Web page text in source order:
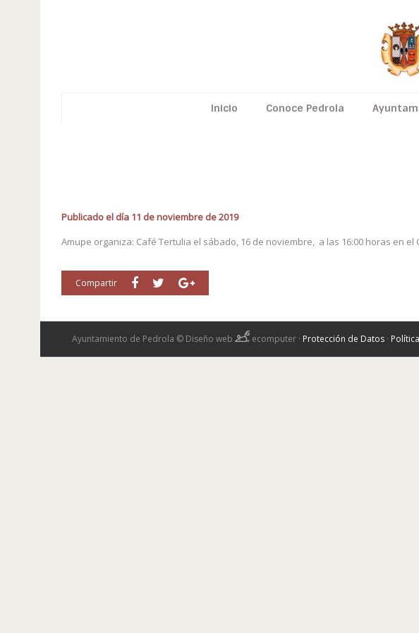
Inicio Conoce Pedrola
Publicado el día 11 de noviembre de 2019
Amupe organiza: Café Tertulia el sábado, 16 de noviembre, a las 16:00 horas en el
Compartir
Ayuntamiento de Pedrola © Diseño web ecomputer · Protección de Datos ·